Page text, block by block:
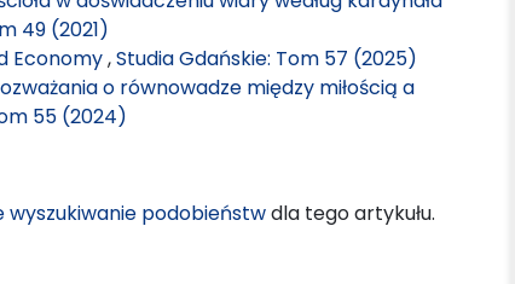
49 (2021)
Economy,Studia Gdańskie: Tom 57 (2025)
o równowadze między miłością a
55 (2024)
wyszukiwanie podobieństwdla tego artykułu.